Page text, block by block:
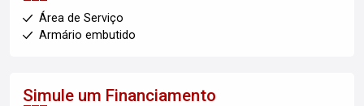
Área de Serviço
Armário embutido
Simule um Financiamento